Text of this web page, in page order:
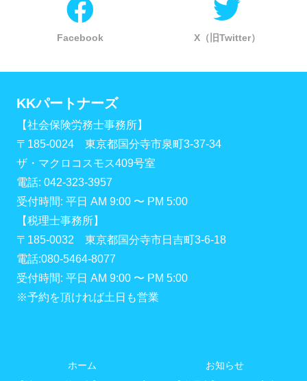
Facebook X（旧Twitter）
KKパートナーズ
【社会保険労務士事務所】
〒185-0024 東京都国分寺市泉町3-37-34
ザ・マクロコスモス409号室
電話: 042-323-3957
受付時間: 平日 AM 9:00 〜 PM 5:00
【税理士事務所】
〒185-0032 東京都国分寺市日吉町3-6-18
電話:080-5464-8077
受付時間: 平日 AM 9:00 〜 PM 5:00
※予約を頂ければ土日も営業
ホーム
お知らせ